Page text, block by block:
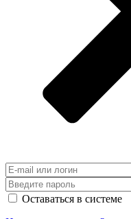
Оставаться в системе